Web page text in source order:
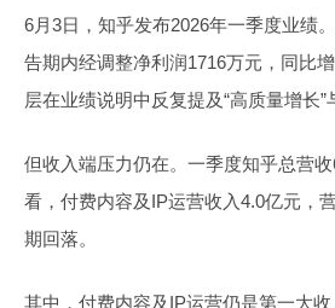
6月3日，知乎发布2026年一季度业绩
告期内经调整净利润1716万元，同比
层在业绩说明中反复提及“高质量增长”
但收入端压力仍在。一季度知乎总营
看，付费内容及IP运营收入4.0亿元，
期回落。
其中，付费内容及IP运营仍是第一大